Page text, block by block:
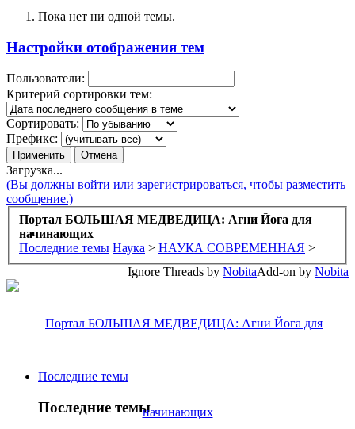
Пока нет ни одной темы.
Настройки отображения тем
Пользователи:
Критерий сортировки тем:
Сортировать:
Префикс:
Загрузка...
(Вы должны войти или зарегистрироваться, чтобы разместить
сообщение.)
Портал БОЛЬШАЯ МЕДВЕДИЦА: Агни Йога для
начинающих
Последние темы Наука > НАУКА СОВРЕМЕННАЯ >
Add-on by Nobita
Ignore Threads by Nobita
Последние темы
Последние темы